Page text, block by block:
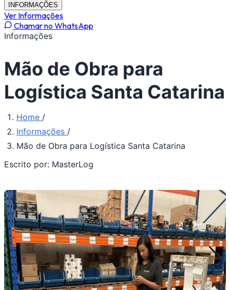
INFORMAÇÕES
Ver Informações
Chamar no WhatsApp
Informações
Mão de Obra para
Logística Santa Catarina
Home /
Informações /
Mão de Obra para Logística Santa Catarina
Escrito por: MasterLog